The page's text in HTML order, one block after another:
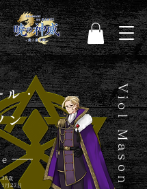
ル・
ン
Viol Mason
日